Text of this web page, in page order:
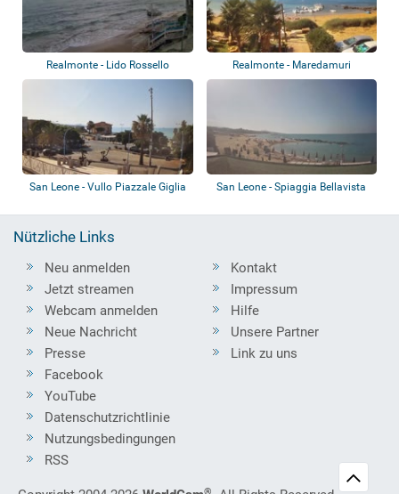
Realmonte - Lido Rossello
Realmonte - Maredamuri
Spiaggia Le Pergo...
San Leone - Vullo Piazzale Giglia
San Leone - Spiaggia Bellavista
Nützliche Links
Neu anmelden
Jetzt streamen
Webcam anmelden
Neue Nachricht
Presse
Kontakt
Impressum
Hilfe
Unsere Partner
Link zu uns
Facebook
YouTube
Datenschutzrichtlinie
Nutzungsbedingungen
RSS
®